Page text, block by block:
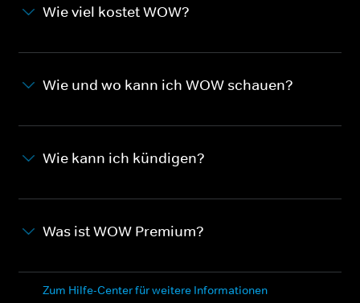
Wie viel kostet WOW?
Wie und wo kann ich WOW schauen?
Wie kann ich kündigen?
Was ist WOW Premium?
Zum Hilfe-Center für weitere Informationen